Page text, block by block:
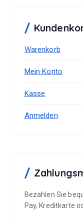
Warenkorb
Mein Konto
Kasse
Anmelden
Bezahlen Sie
Pay, Kreditkarte